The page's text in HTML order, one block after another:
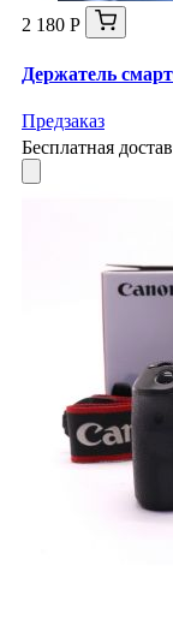
2 180 Р
Держатель
Предзаказ
Бесплатная